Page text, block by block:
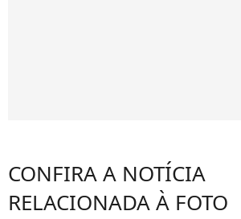
CONFIRA A NOTÍCIA
RELACIONADA À FOTO